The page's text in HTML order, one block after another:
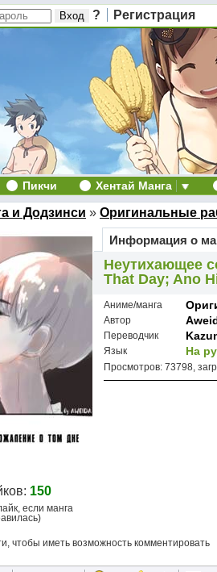
? Регистрация
Пикчи Хентай Манга
и Додзинси » Оригинальные
150
если манга
Информация о
Неутихающее
That Day; Ano
Аниме/манга
Автор
Переводчик
Язык На
Просмотров: 73798,
чтобы иметь возможность комментировать